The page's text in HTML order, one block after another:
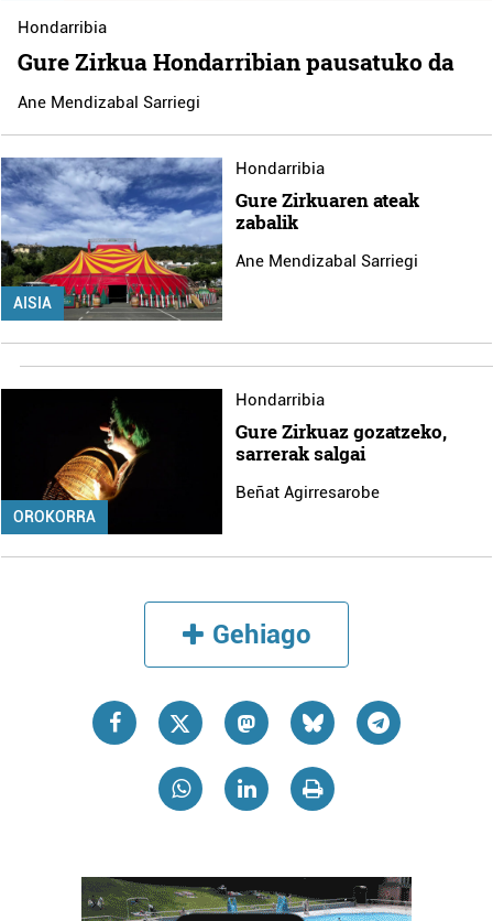
Hondarribia
Gure Zirkua Hondarribian pausatuko da
Ane Mendizabal Sarriegi
AISIA
Hondarribia
Gure Zirkuaren ateak
zabalik
Ane Mendizabal Sarriegi
OROKORRA
Hondarribia
Gure Zirkuaz gozatzeko,
sarrerak salgai
Beñat Agirresarobe
Gehiago